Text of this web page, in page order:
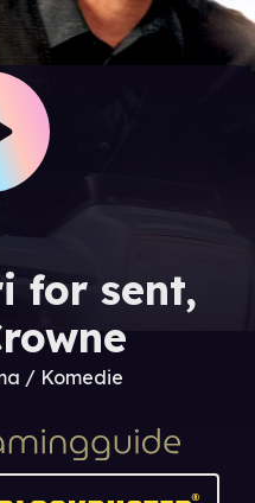
for sent,
/ Komedie